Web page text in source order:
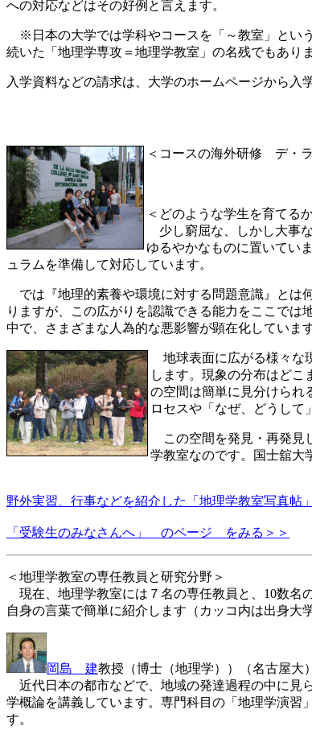
への対応などはその好例と言えます。
※日本の大学では学科やコースを「～教室」とい
続いた「地理学専攻＝地理学教室」の名残でもあ
入学資料などの請求は、大学のホームペ
＜コースの海外研修 デ・
＜どのような学生を育てる
少し窮屈な、しかし大事
ゆるやかなものに置いてい
ュラムを準備して対応しています。
では『地理的素養や環境に対する問題意識』とは
りますが、この広がりを認識できる能力をここで
中で、さまざまな人為的な悪影響が顕在化していま
地球表面に広がる様々な
します。現象の分布はどこ
の空間は簡単に見分けられ
ロセスや「なぜ、どうして
この空間を発見・再発見
学教室なのです。国士舘大
野外実習、行事などを紹介した「地理学教室写真帖
「受験生のみなさんへ」 のページ をみる＞＞
＜地理学教室の専任教員と研究分野＞
現在、地理学教室には７名の専任教員と、10数名
自身の言葉で簡単に紹介します（カッコ内は出身大
岡島 建教授（博士（地理学））（名古屋
近代日本の都市などで、地域の発達過程の中に見
学概論を講義しています。専門科目の「地理学演習
す。